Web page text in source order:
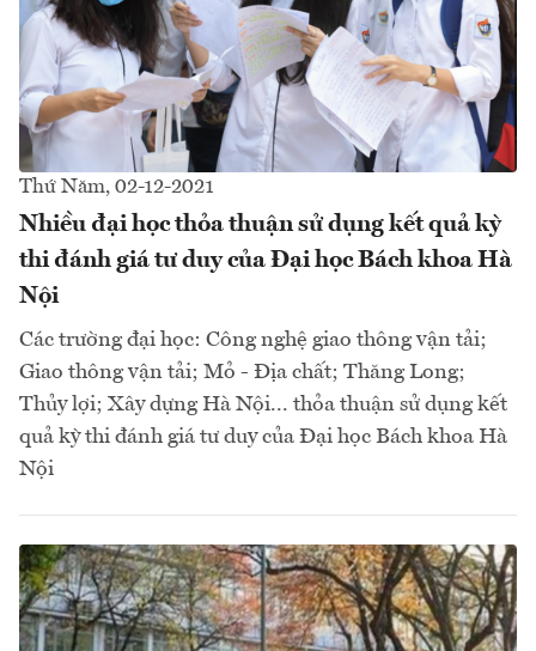
Thứ Năm, 02-12-2021
Nhiều đại học thỏa thuận sử dụng kết quả kỳ
thi đánh giá tư duy của Đại học Bách khoa Hà
Nội
Các trường đại học: Công nghệ giao thông vận tải;
Giao thông vận tải; Mỏ - Địa chất; Thăng Long;
Thủy lợi; Xây dựng Hà Nội... thỏa thuận sử dụng kết
quả kỳ thi đánh giá tư duy của Đại học Bách khoa Hà
Nội